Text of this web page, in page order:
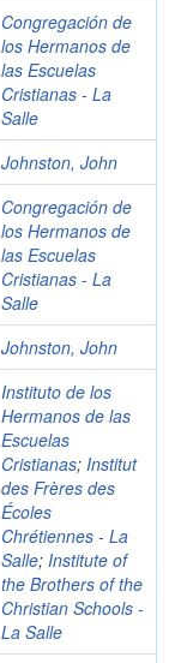
Congregación de
los Hermanos de
las Escuelas
Cristianas - La
Salle
Johnston, John
Congregación de
los Hermanos de
las Escuelas
Cristianas - La
Salle
Johnston, John
Instituto de los
Hermanos de las
Escuelas
Cristianas; Institut
des Frères des
Écoles
Chrétiennes - La
Salle; Institute of
the Brothers of the
Christian Schools -
La Salle